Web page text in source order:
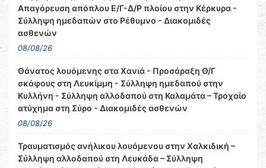
Απαγόρευση απόπλου Ε/Γ-Δ/Ρ πλοίου στην Κέρκυρα -
Σύλληψη ημεδαπών στο Ρέθυμνο - Διακομιδές
ασθενών
08/08/26
Θάνατος λουόμενης στα Χανιά - Προσάραξη Θ/Γ
σκάφους στη Λευκίμμη - Σύλληψη ημεδαπού στην
Κυλλήνη - Σύλληψη αλλοδαπού στη Καλαμάτα – Τροχαίο
ατύχημα στη Σύρο - Διακομιδές ασθενών
08/08/26
Τραυματισμός ανήλικου λουόμενου στην Χαλκιδική –
Σύλληψη αλλοδαπού στη Λευκάδα – Σύλληψη